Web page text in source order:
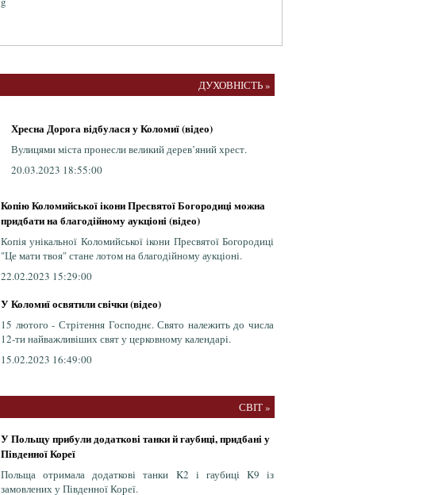
ДУХОВНІСТЬ »
Хресна Дорога відбулася у Коломиї (відео)
Вулицями міста пронесли великий дерев’яний хрест.
20.03.2023 18:55:00
Копію Коломийської ікони Пресвятої Богородиці можна
придбати на благодійному аукціоні (відео)
Копія унікальної Коломийської ікони Пресвятої Богородиці
"Це мати твоя" стане лотом на благодійному аукціоні.
22.02.2023 15:29:00
У Коломиї освятили свічки (відео)
15 лютого - Стрітення Господнє. Свято належить до числа
12-ти найважливіших свят у церковному календарі.
15.02.2023 16:49:00
СВІТ »
У Польщу прибули додаткові танки й гаубиці, придбані у
Південної Кореї
Польща отримала додаткові танки K2 і гаубиці K9 із
замовлених у Південної Кореї.